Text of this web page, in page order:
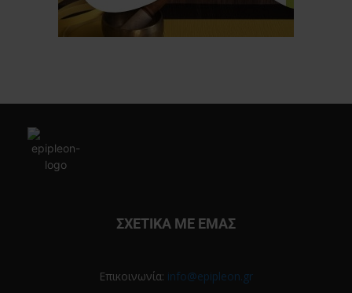
ΣΧΕΤΙΚΑ ΜΕ ΕΜΑΣ
Επικοινωνία: info@epipleon.gr